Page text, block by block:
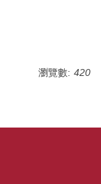
瀏覽數: 420